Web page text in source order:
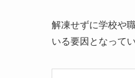
解凍せずに学校や
いる要因となってい